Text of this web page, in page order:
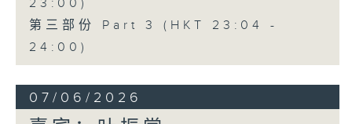
23:00)
第三部份 Part 3 (HKT 23:04 -
24:00)
07/06/2026